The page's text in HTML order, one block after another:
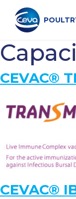
konten
Search on the site
VAKSIN
LAYANAN
DATA DAN
CEVAC®
CEVAC®